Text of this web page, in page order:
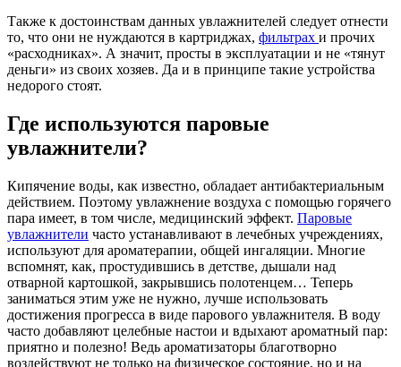
Также к достоинствам данных увлажнителей следует отнести
то, что они не нуждаются в картриджах, фильтрах и прочих
«расходниках». А значит, просты в эксплуатации и не «тянут
деньги» из своих хозяев. Да и в принципе такие устройства
недорого стоят.
Где используются паровые
увлажнители?
Кипячение воды, как известно, обладает антибактериальным
действием. Поэтому увлажнение воздуха с помощью горячего
пара имеет, в том числе, медицинский эффект. Паровые
увлажнители часто устанавливают в лечебных учреждениях,
используют для ароматерапии, общей ингаляции. Многие
вспомнят, как, простудившись в детстве, дышали над
отварной картошкой, закрывшись полотенцем… Теперь
заниматься этим уже не нужно, лучше использовать
достижения прогресса в виде парового увлажнителя. В воду
часто добавляют целебные настои и вдыхают ароматный пар:
приятно и полезно! Ведь ароматизаторы благотворно
воздействуют не только на физическое состояние, но и на